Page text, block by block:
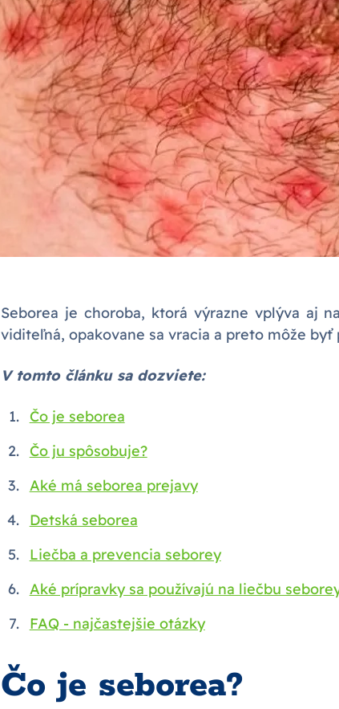
Seborea je choroba, ktorá výrazne vplýva aj
viditeľná, opakovane sa vracia a preto môže
V tomto článku sa dozviete:
Čo je seborea
Čo ju spôsobuje?
Aké má seborea prejavy
Detská seborea
Liečba a prevencia seborey
Aké prípravky sa používajú na liečbu
FAQ - najčastejšie otázky
Čo je seborea?